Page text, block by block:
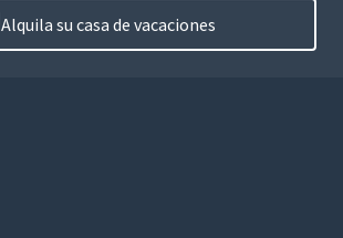
Alquila su casa de vacaciones